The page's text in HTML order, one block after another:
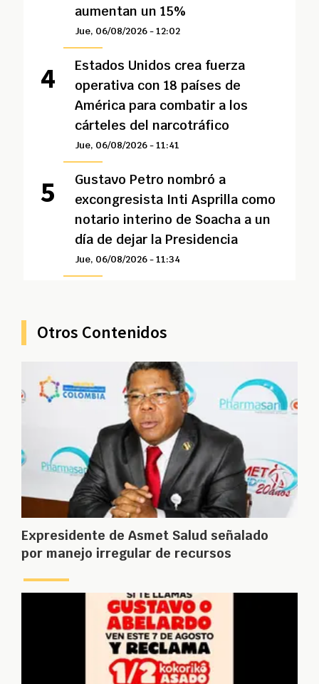
aumentan un 15%
Jue, 06/08/2026 - 12:02
Estados Unidos crea fuerza
operativa con 18 países de
América para combatir a los
cárteles del narcotráfico
Jue, 06/08/2026 - 11:41
Gustavo Petro nombró a
excongresista Inti Asprilla como
notario interino de Soacha a un
día de dejar la Presidencia
Jue, 06/08/2026 - 11:34
Otros Contenidos
Expresidente de Asmet Salud señalado
por manejo irregular de recursos